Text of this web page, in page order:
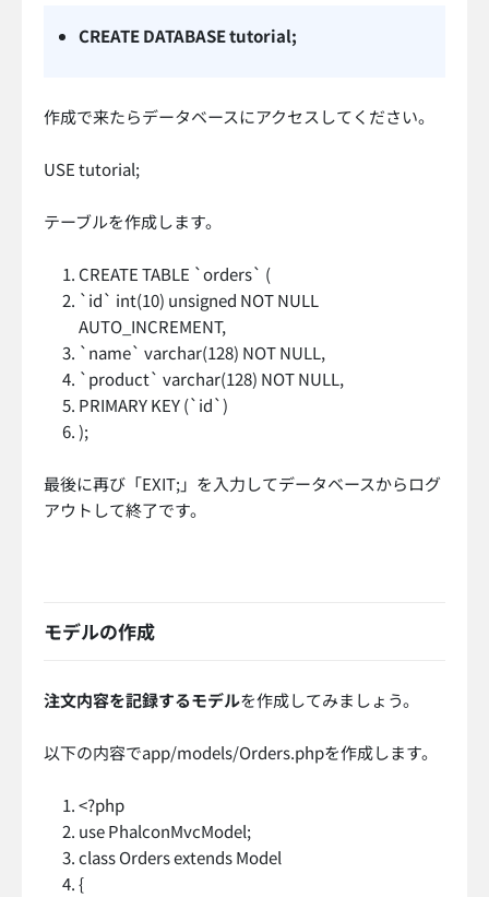
CREATE DATABASE tutorial;
作成で来たらデータベースにアクセスしてください。
USE tutorial;
テーブルを作成します。
CREATE TABLE `orders` (
`id` int(10) unsigned NOT NULL
AUTO_INCREMENT,
`name` varchar(128) NOT NULL,
`product` varchar(128) NOT NULL,
PRIMARY KEY (`id`)
);
最後に再び「EXIT;」を入力してデータベースからログ
アウトして終了です。
モデルの作成
注文内容を記録するモデルを作成してみましょう。
以下の内容でapp/models/Orders.phpを作成します。
<?php
use PhalconMvcModel;
class Orders extends Model
{